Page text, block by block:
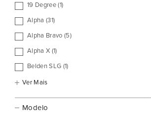
19 Degree (1)
Alpha (31)
Alpha Bravo (5)
Alpha X (1)
Belden SLG (1)
Ver Mais
Modelo